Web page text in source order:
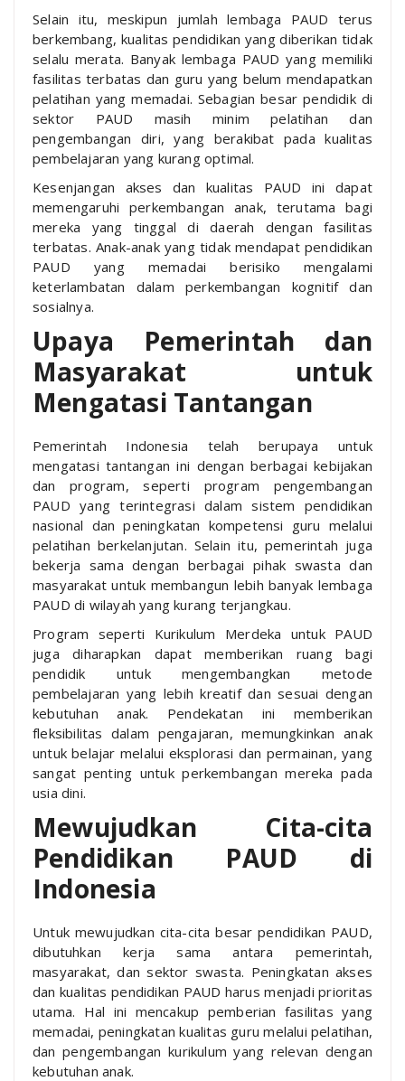
Selain itu, meskipun jumlah lembaga PAUD terus
berkembang, kualitas pendidikan yang diberikan tidak
selalu merata. Banyak lembaga PAUD yang memiliki
fasilitas terbatas dan guru yang belum mendapatkan
pelatihan yang memadai. Sebagian besar pendidik di
sektor PAUD masih minim pelatihan dan
pengembangan diri, yang berakibat pada kualitas
pembelajaran yang kurang optimal.
Kesenjangan akses dan kualitas PAUD ini dapat
memengaruhi perkembangan anak, terutama bagi
mereka yang tinggal di daerah dengan fasilitas
terbatas. Anak-anak yang tidak mendapat pendidikan
PAUD yang memadai berisiko mengalami
keterlambatan dalam perkembangan kognitif dan
sosialnya.
Upaya Pemerintah dan
Masyarakat untuk
Mengatasi Tantangan
Pemerintah Indonesia telah berupaya untuk
mengatasi tantangan ini dengan berbagai kebijakan
dan program, seperti program pengembangan
PAUD yang terintegrasi dalam sistem pendidikan
nasional dan peningkatan kompetensi guru melalui
pelatihan berkelanjutan. Selain itu, pemerintah juga
bekerja sama dengan berbagai pihak swasta dan
masyarakat untuk membangun lebih banyak lembaga
PAUD di wilayah yang kurang terjangkau.
Program seperti Kurikulum Merdeka untuk PAUD
juga diharapkan dapat memberikan ruang bagi
pendidik untuk mengembangkan metode
pembelajaran yang lebih kreatif dan sesuai dengan
kebutuhan anak. Pendekatan ini memberikan
fleksibilitas dalam pengajaran, memungkinkan anak
untuk belajar melalui eksplorasi dan permainan, yang
sangat penting untuk perkembangan mereka pada
usia dini.
Mewujudkan Cita-cita
Pendidikan PAUD di
Indonesia
Untuk mewujudkan cita-cita besar pendidikan PAUD,
dibutuhkan kerja sama antara pemerintah,
masyarakat, dan sektor swasta. Peningkatan akses
dan kualitas pendidikan PAUD harus menjadi prioritas
utama. Hal ini mencakup pemberian fasilitas yang
memadai, peningkatan kualitas guru melalui pelatihan,
dan pengembangan kurikulum yang relevan dengan
kebutuhan anak.